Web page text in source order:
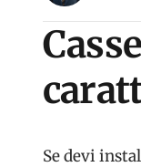
Se devi